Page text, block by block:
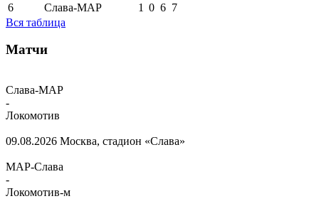
6
Слава-МАР 1 0 6 7
Вся таблица
Матчи
Слава-МАР
-
Локомотив
09.08.2026 Москва, стадион «Слава»
МАР-Слава
-
Локомотив-м